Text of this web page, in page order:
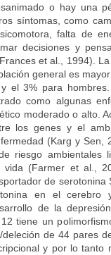
o hay una
síntomas, como
falta de
decisiones y
et al., 1994).
general es
3% para hombres.
como algunas
moderado o alto.
los genes y el
(Karg y
riesgo ambientales
vida (Farmer et al.,
de
en el
de la
tiene un
de 44 pares
y por lo